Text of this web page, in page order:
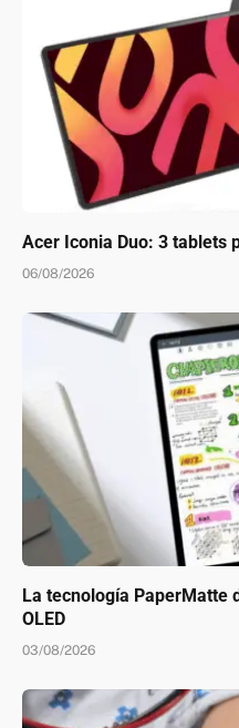
Acer Iconia Duo: 3 tablets
06/08/2026
La tecnología PaperMatte
OLED
03/08/2026